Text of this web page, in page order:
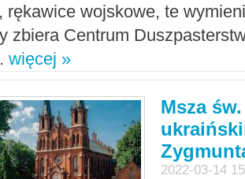
rękawice wojskowe, te
zbiera Centrum
więcej »
Msza
2022-03-14